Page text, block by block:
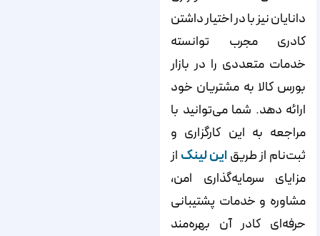
دانایان نیز با در اختیار داشتن
کادری مجرب توانسته
خدمات متعددی را در بازار
بورس کالا به مشتریان خود
ارائه دهد. شما می‌توانید با
مراجعه به این کارگزاری و
ثبت‌نام از طریق این لینک از
مزایای سرمایه‌گذاری امن،
مشاوره و خدمات پشتیبانی
حرفه‌ای کادر آن بهره‌مند